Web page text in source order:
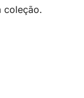
coleção.